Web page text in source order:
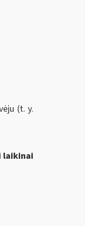
(t. y.
laikinai